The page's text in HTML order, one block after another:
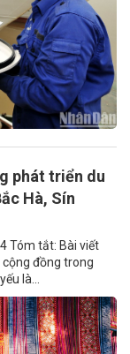
phát triển du
Hà, Sín
Tóm tắt: Bài viết
đồng trong
là...